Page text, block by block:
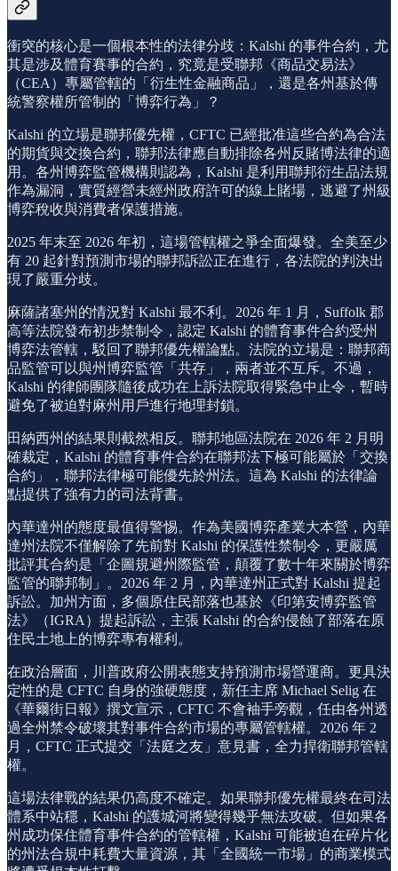
衝突的核心是一個根本性的法律分歧：Kalshi 的事件合約，尤
其是涉及體育賽事的合約，究竟是受聯邦《商品交易法》
（CEA）專屬管轄的「衍生性金融商品」，還是各州基於傳
統警察權所管制的「博弈行為」？
Kalshi 的立場是聯邦優先權，CFTC 已經批准這些合約為合法
的期貨與交換合約，聯邦法律應自動排除各州反賭博法律的適
用。各州博弈監管機構則認為，Kalshi 是利用聯邦衍生品法規
作為漏洞，實質經營未經州政府許可的線上賭場，逃避了州級
博弈稅收與消費者保護措施。
2025 年末至 2026 年初，這場管轄權之爭全面爆發。全美至少
有 20 起針對預測市場的聯邦訴訟正在進行，各法院的判決出
現了嚴重分歧。
麻薩諸塞州的情況對 Kalshi 最不利。2026 年 1 月，Suffolk 郡
高等法院發布初步禁制令，認定 Kalshi 的體育事件合約受州
博弈法管轄，駁回了聯邦優先權論點。法院的立場是：聯邦商
品監管可以與州博弈監管「共存」，兩者並不互斥。不過，
Kalshi 的律師團隊隨後成功在上訴法院取得緊急中止令，暫時
避免了被迫對麻州用戶進行地理封鎖。
田納西州的結果則截然相反。聯邦地區法院在 2026 年 2 月明
確裁定，Kalshi 的體育事件合約在聯邦法下極可能屬於「交換
合約」，聯邦法律極可能優先於州法。這為 Kalshi 的法律論
點提供了強有力的司法背書。
內華達州的態度最值得警惕。作為美國博弈產業大本營，內華
達州法院不僅解除了先前對 Kalshi 的保護性禁制令，更嚴厲
批評其合約是「企圖規避州際監管，顛覆了數十年來關於博弈
監管的聯邦制」。2026 年 2 月，內華達州正式對 Kalshi 提起
訴訟。加州方面，多個原住民部落也基於《印第安博弈監管
法》（IGRA）提起訴訟，主張 Kalshi 的合約侵蝕了部落在原
住民土地上的博弈專有權利。
在政治層面，川普政府公開表態支持預測市場營運商。更具決
定性的是 CFTC 自身的強硬態度，新任主席 Michael Selig 在
《華爾街日報》撰文宣示，CFTC 不會袖手旁觀，任由各州透
過全州禁令破壞其對事件合約市場的專屬管轄權。2026 年 2
月，CFTC 正式提交「法庭之友」意見書，全力捍衛聯邦管轄
權。
這場法律戰的結果仍高度不確定。如果聯邦優先權最終在司法
體系中站穩，Kalshi 的護城河將變得幾乎無法攻破。但如果各
州成功保住體育事件合約的管轄權，Kalshi 可能被迫在碎片化
的州法合規中耗費大量資源，其「全國統一市場」的商業模式